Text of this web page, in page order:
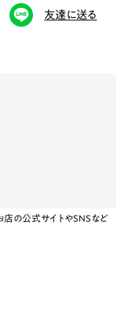
おすすめ
# コーヒー
友達に送る
の公式サイトやSNSなど